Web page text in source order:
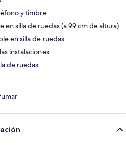
y timbre
en silla de ruedas (a 99 cm de altura)
en silla de ruedas
instalaciones
de ruedas